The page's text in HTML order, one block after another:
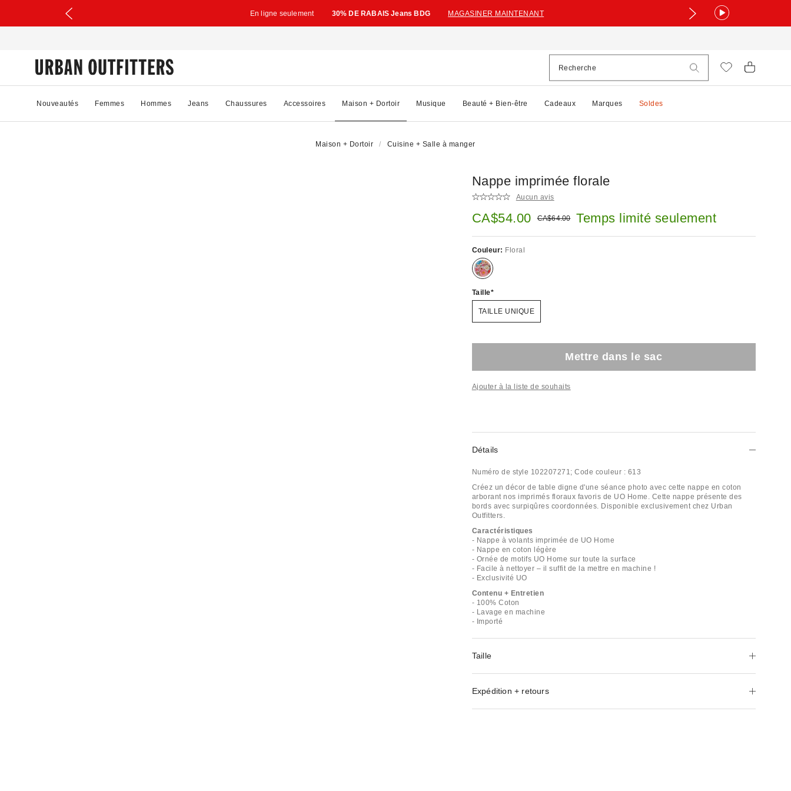
En ligne seulement 30% DE RABAIS Jeans BDG MAGASINER MAINTENANT
Nouveautés Femmes Hommes Jeans Chaussures Accessoires Maison + Dortoir Musique Beauté + Bien-être Cadeaux Marques Soldes
Maison + Dortoir Cuisine + Salle à manger
Nappe imprimée florale
Aucun avis
Prix soldé :
CA$54.00 Prix courant :
CA$64.00 Temps limité seulement
Couleur: Floral
Taille
TAILLE UNIQUE
Mettre dans le sac
Ajouter à la liste de souhaits
Détails
Numéro de style 102207271; Code couleur : 613
Créez un décor de table digne d'une séance photo avec cette nappe en coton
arborant nos imprimés floraux favoris de UO Home. Cette nappe présente des
bords avec surpiqûres coordonnées. Disponible exclusivement chez Urban
Outfitters.
Caractéristiques
- Nappe à volants imprimée de UO Home
- Nappe en coton légère
- Ornée de motifs UO Home sur toute la surface
- Facile à nettoyer – il suffit de la mettre en machine !
- Exclusivité UO
Contenu + Entretien
- 100% Coton
- Lavage en machine
- Importé
Taille
Expédition + retours